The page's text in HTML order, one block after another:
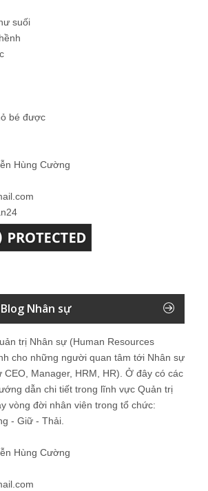
suối
bé được
Hùng Cường
Nhân sự
trị Nhân sự (Human Resources
cho những người quan tâm tới Nhân sự
Manager, HRM, HR). Ở đây có các
dẫn chi tiết trong lĩnh vực Quản trị
vòng đời nhân viên trong tổ chức:
- Giữ - Thải.
Hùng Cường